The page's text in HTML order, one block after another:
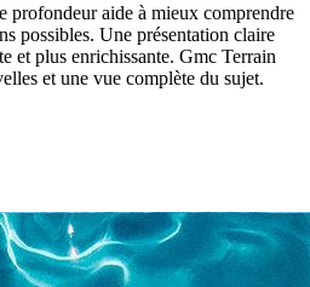
profondeur aide à mieux comprendre
possibles. Une présentation claire
et plus enrichissante. Gmc Terrain
et une vue complète du sujet.